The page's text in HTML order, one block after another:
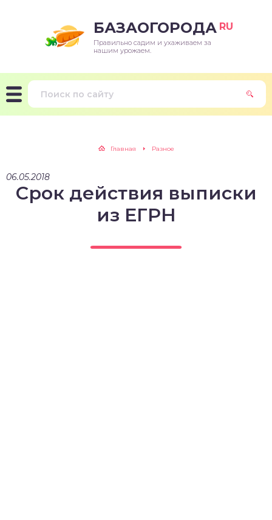
БАЗАОГОРОДА RU
Правильно садим и ухаживаем за
нашим урожаем.
Главная Разное
06.05.2018
Срок действия выписки
из ЕГРН